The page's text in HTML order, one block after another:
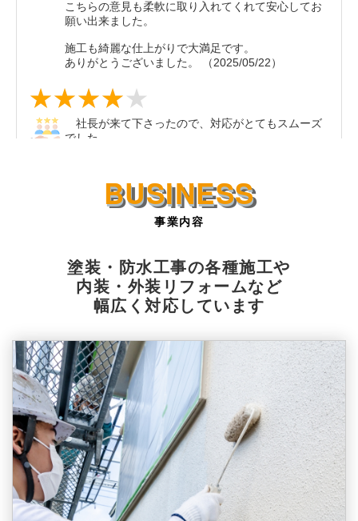
事業内容
塗装・防水工事の各種施工や
内装・外装リフォームなど
幅広く対応しています